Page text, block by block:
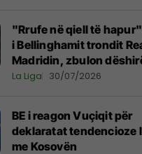
"Rrufe në qiell të hapur"
i Bellinghamit trondit
Madridin, zbulon
anglez për largim
La Liga 30/07/2026
BE i reagon Vuçiqit për
deklaratat tendencioze
me Kosovën